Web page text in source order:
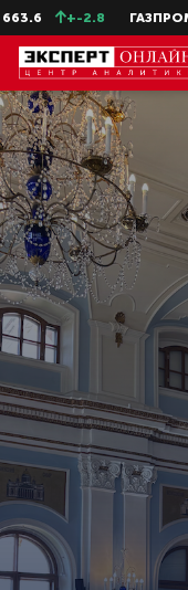
+-2.8 ГАЗПРОМ ао